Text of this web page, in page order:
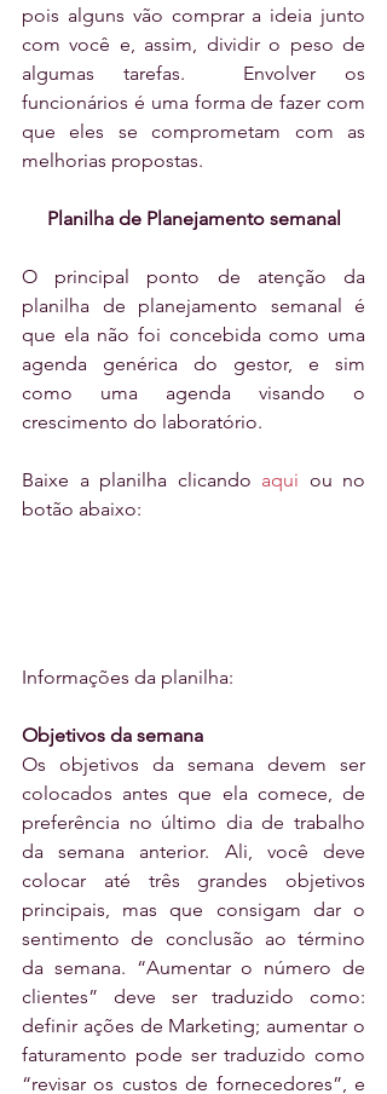
pois alguns vão comprar a ideia junto
com você e, assim, dividir o peso de
algumas tarefas.  Envolver os
funcionários é uma forma de fazer com
que eles se comprometam com as
melhorias propostas.
Planilha de Planejamento semanal
O principal ponto de atenção da
planilha de planejamento semanal é
que ela não foi concebida como uma
agenda genérica do gestor, e sim
como uma agenda visando o
crescimento do laboratório.
Baixe a planilha clicando aqui ou no
botão abaixo:
Informações da planilha:
Objetivos da semana
Os objetivos da semana devem ser
colocados antes que ela comece, de
preferência no último dia de trabalho
da semana anterior. Ali, você deve
colocar até três grandes objetivos
principais, mas que consigam dar o
sentimento de conclusão ao término
da semana. “Aumentar o número de
clientes” deve ser traduzido como:
definir ações de Marketing; aumentar o
faturamento pode ser traduzido como
“revisar os custos de fornecedores”, e